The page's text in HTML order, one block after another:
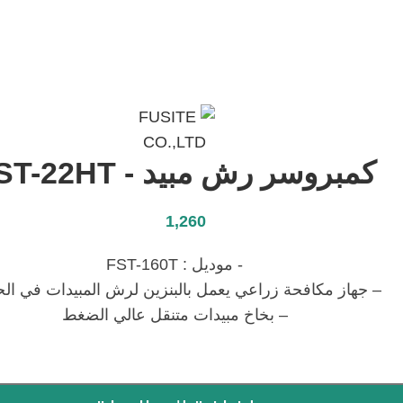
كمبروسر رش مبيد - FST-22HT
1,260
- موديل : FST-160T
– جهاز مكافحة زراعي يعمل بالبنزين لرش المبيدات في
– بخاخ مبيدات متنقل عالي الضغط